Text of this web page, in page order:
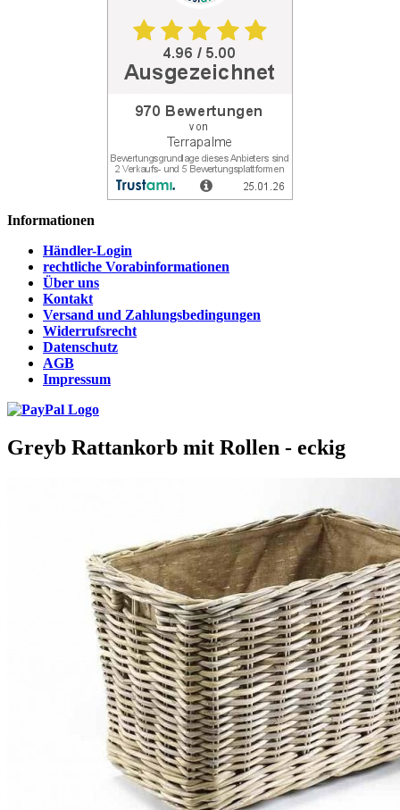
Informationen
Händler-Login
rechtliche Vorabinformationen
Über uns
Kontakt
Versand und Zahlungsbedingungen
Widerrufsrecht
Datenschutz
AGB
Impressum
Greyb Rattankorb mit Rollen - eckig